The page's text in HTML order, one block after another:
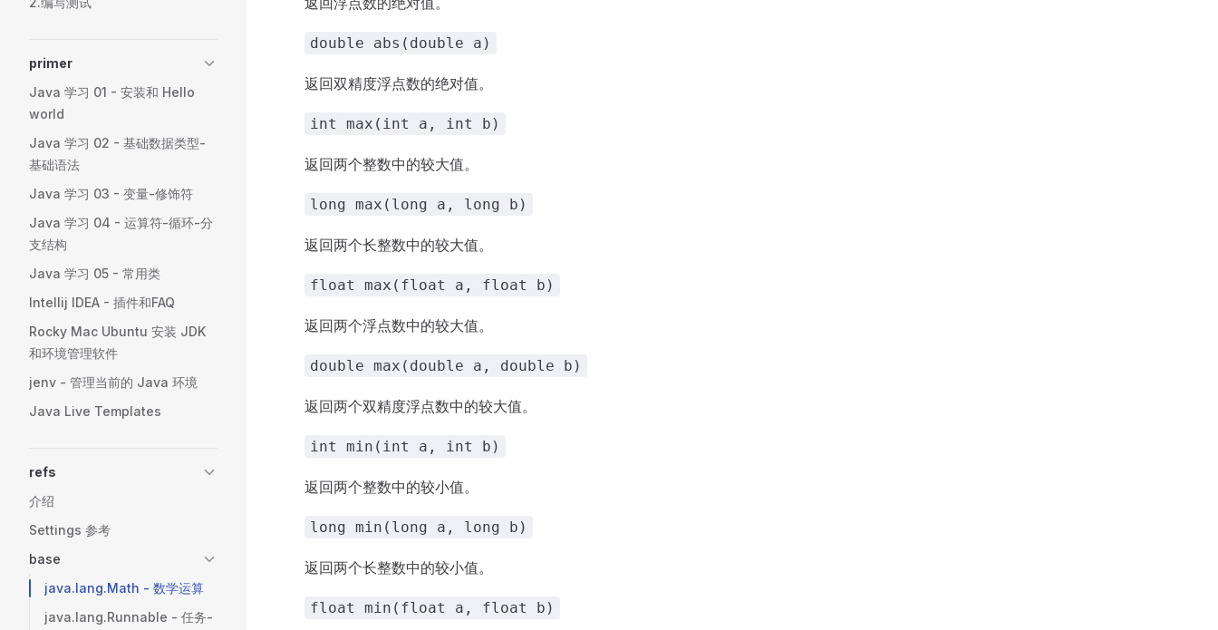
primer
Java 学习 01 - 安装和 Hello
world
Java 学习 02 - 基础数据类型-
基础语法
Java 学习 03 - 变量-修饰符
Java 学习 04 - 运算符-循环-分
支结构
Java 学习 05 - 常用类
Intellij IDEA - 插件和FAQ
Rocky Mac Ubuntu 安装 JDK
和环境管理软件
jenv - 管理当前的 Java 环境
Java Live Templates
refs
介绍
Settings 参考
base
java.lang.Math - 数学运算
java.lang.Runnable - 任务-
double abs(double a)
返回双精度浮点数的绝对值。
int max(int a, int b)
返回两个整数中的较大值。
long max(long a, long b)
返回两个长整数中的较大值。
float max(float a, float b)
返回两个浮点数中的较大值。
double max(double a, double b)
返回两个双精度浮点数中的较大值。
int min(int a, int b)
返回两个整数中的较小值。
long min(long a, long b)
返回两个长整数中的较小值。
float min(float a, float b)